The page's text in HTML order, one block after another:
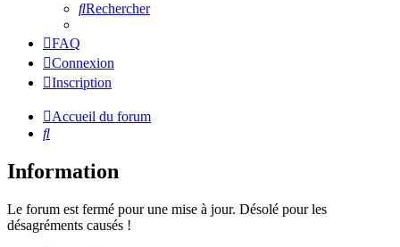
Rechercher
FAQ
Connexion
Inscription
Accueil du forum
Rechercher
Information
Le forum est fermé pour une mise à jour. Désolé pour les
désagréments causés !